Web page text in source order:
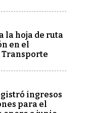
la hoja de ruta
en el
ingresos
para el